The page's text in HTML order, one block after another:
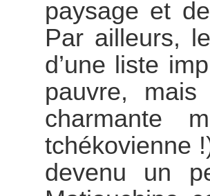
paysage et
Par ailleurs, le
d’une liste
pauvre,
charmante
tchékovienne
devenu un